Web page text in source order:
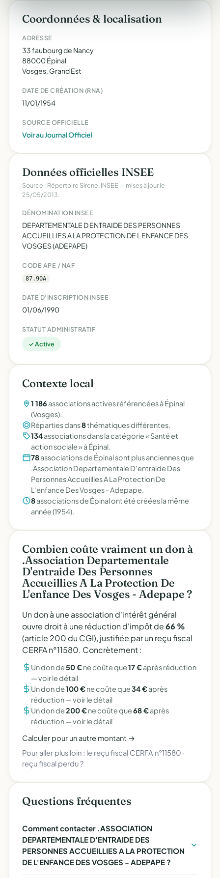
Coordonnées & localisation
ADRESSE
33 faubourg de Nancy
88000 Épinal
Vosges, Grand Est
DATE DE CRÉATION (RNA)
11/01/1954
SOURCE OFFICIELLE
Voir au Journal Officiel
Données officielles INSEE
Source : Répertoire Sirene, INSEE — mises à jour le
25/05/2013.
DÉNOMINATION INSEE
DEPARTEMENTALE D ENTRAIDE DES PERSONNES
ACCUEILLIES A LA PROTECTION DE L ENFANCE DES
VOSGES (ADEPAPE)
CODE APE / NAF
87.90A
DATE D'INSCRIPTION INSEE
01/06/1990
STATUT ADMINISTRATIF
✓ Active
Contexte local
1 186 associations actives référencées à Épinal
(Vosges).
Réparties dans8thématiques différentes.
134associations dans la catégorie « Santé et
action sociale » à Épinal.
78associations de Épinal sont plus anciennes que
.Association Departementale D'entraide Des
Personnes Accueillies A La Protection De
L'enfance Des Vosges - Adepape.
8associations de Épinal ont été créées la même
année (1954).
Combien coûte vraiment un don à
.Association Departementale
D'entraide Des Personnes
Accueillies A La Protection De
L'enfance Des Vosges - Adepape ?
Un don à une association d'intérêt général
ouvre droit à une réduction d'impôt de66 %
(article 200 du CGI), justifiée par un reçu fiscal
CERFA n°11580. Concrètement :
Un don de50 €ne coûte que17 €après réduction
—voir le détail
Un don de100 €ne coûte que34 €après
réduction —voir le détail
Un don de200 €ne coûte que68 €après
réduction —voir le détail
Calculer pour un autre montant →
Pour aller plus loin : le reçu fiscal CERFA n°11580 ·
reçu fiscal perdu ?
Questions fréquentes
Comment contacter .ASSOCIATION
DEPARTEMENTALE D'ENTRAIDE DES
PERSONNES ACCUEILLIES A LA PROTECTION
DE L'ENFANCE DES VOSGES - ADEPAPE ?